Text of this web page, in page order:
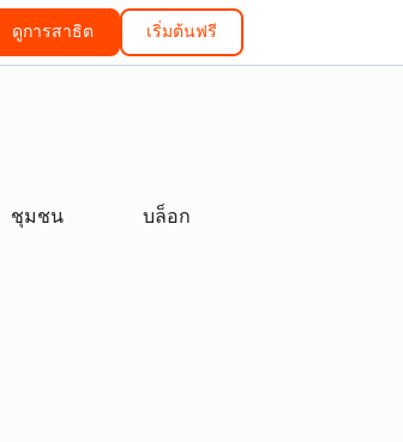
ดูการสาธิต เริ่มต้นฟรี
ชุมชน บล็อก